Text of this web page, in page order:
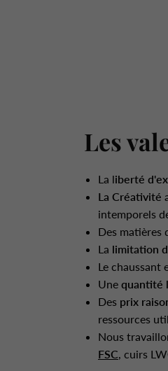
Les
La liberté
La Créativité
intemporels
Des matières
La limitation
Le chaussant
Une quantité
Des prix
ressources
Nous
FSC , cuirs